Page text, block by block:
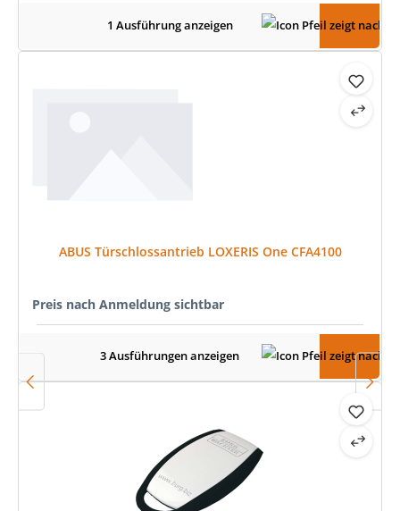
1 Ausführung anzeigen
ABUS Türschlossantrieb LOXERIS One CFA4100
Preis nach Anmeldung sichtbar
3 Ausführungen anzeigen